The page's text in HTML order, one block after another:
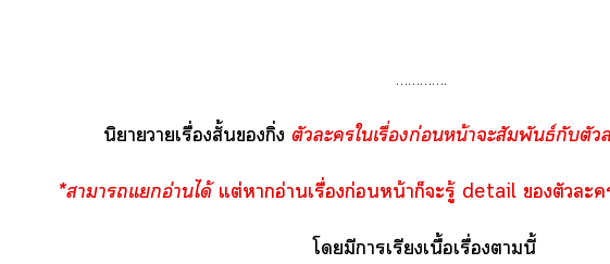
………….
นิยายาเรื่องสั้นกิ่ง ตัวะใเรื่องก่อนหน้าะสัมพันธ์กับตัว
*าาแอ่านได้แต่าอ่านเรื่องก่อนหน้าก็ะรู้ detail ตัวะ
โมีาเรียงเนื้อเรื่องานี้